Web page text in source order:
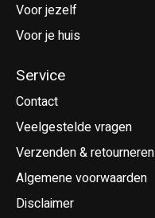
Voor jezelf
Voor je huis
Service
Contact
Veelgestelde vragen
Verzenden & retourneren
Algemene voorwaarden
Disclaimer